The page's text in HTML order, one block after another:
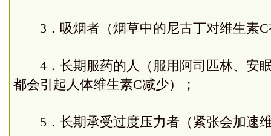
3．吸烟者（烟草中的尼古丁对维生素C
4．长期服药的人（服用阿司匹林、安
都会引起人体维生素C减少）；
5．长期承受过度压力者（紧张会加速